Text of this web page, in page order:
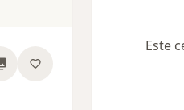
Este